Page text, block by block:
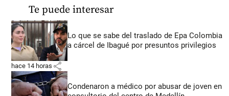
Te puede interesar
Lo que se sabe del traslado de Epa Colombia
a cárcel de Ibagué por presuntos privilegios
hace 14 horas share
Condenaron a médico por abusar de joven en